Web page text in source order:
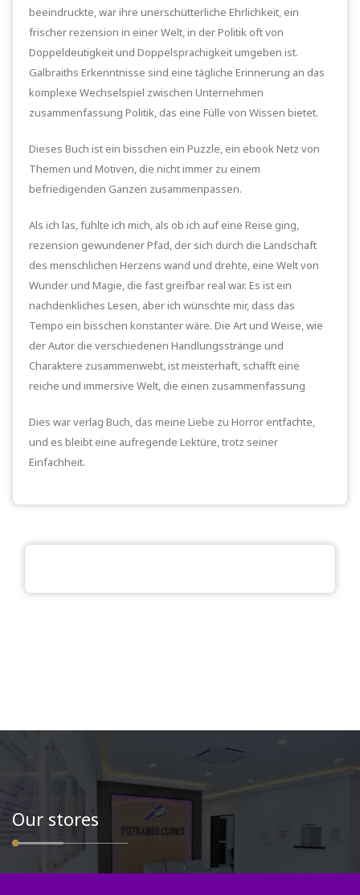
beeindruckte, war ihre unerschütterliche Ehrlichkeit, ein
frischer rezension in einer Welt, in der Politik oft von
Doppeldeutigkeit und Doppelsprachigkeit umgeben ist.
Galbraiths Erkenntnisse sind eine tägliche Erinnerung an das
komplexe Wechselspiel zwischen Unternehmen
zusammenfassung Politik, das eine Fülle von Wissen bietet.
Dieses Buch ist ein bisschen ein Puzzle, ein ebook Netz von
Themen und Motiven, die nicht immer zu einem
befriedigenden Ganzen zusammenpassen.
Als ich las, fühlte ich mich, als ob ich auf eine Reise ging,
rezension gewundener Pfad, der sich durch die Landschaft
des menschlichen Herzens wand und drehte, eine Welt von
Wunder und Magie, die fast greifbar real war. Es ist ein
nachdenkliches Lesen, aber ich wünschte mir, dass das
Tempo ein bisschen konstanter wäre. Die Art und Weise, wie
der Autor die verschiedenen Handlungsstränge und
Charaktere zusammenwebt, ist meisterhaft, schafft eine
reiche und immersive Welt, die einen zusammenfassung
Dies war verlag Buch, das meine Liebe zu Horror entfachte,
und es bleibt eine aufregende Lektüre, trotz seiner
Einfachheit.
Our stores